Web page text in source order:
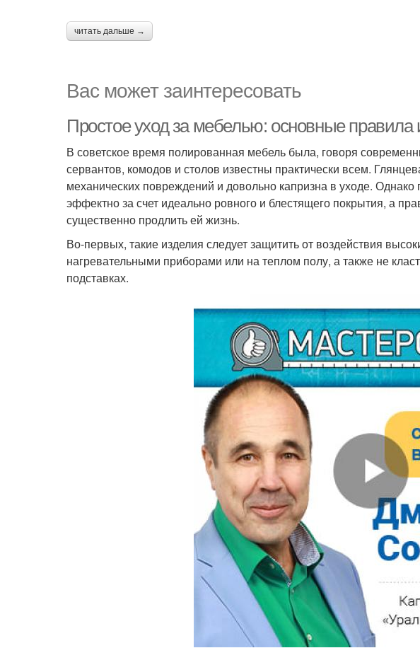
читать дальше →
Вас может заинтересовать
Простое уход за мебелью: основные правила
В советское время полированная мебель была, говоря
сервантов, комодов и столов известны практически всем.
механических повреждений и довольно капризна в уходе.
эффектно за счет идеально ровного и блестящего покрытия, а
существенно продлить ей жизнь.
Во-первых, такие изделия следует защитить от воздействия
нагревательными приборами или на теплом полу, а также не
подставках.